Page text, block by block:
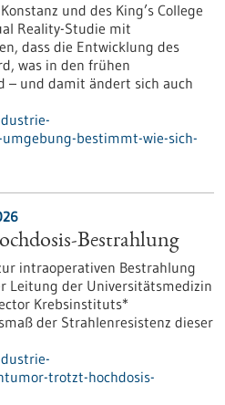
und des King’s College
Reality-Studie mit
dass die Entwicklung des
was in den frühen
– und damit ändert sich auch
bestimmt-wie-sich-
Bestrahlung
intraoperativen Bestrahlung
Leitung der Universitätsmedizin
Krebsinstituts*
der Strahlenresistenz dieser
trotzt-hochdosis-